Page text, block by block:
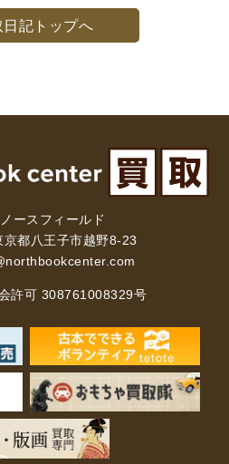
日記トップへ
ースフィールド
都八王子市越野8-23
許可 308761008329号